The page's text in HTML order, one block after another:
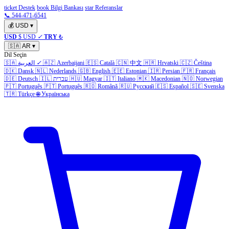
ticket Destek book Bilgi Bankası star Referanslar
📞 544-471-6541
💰 USD ▾
USD $ USD ✓ TRY ₺
🇸🇦 AR ▾
Dil Seçin
🇸🇦 العربية ✓ 🇦🇿 Azerbaijani 🇪🇸 Català 🇨🇳 中文 🇭🇷 Hrvatski 🇨🇿 Čeština
🇩🇰 Dansk 🇳🇱 Nederlands 🇬🇧 English 🇪🇪 Estonian 🇮🇷 Persian 🇫🇷 Français
🇩🇪 Deutsch 🇮🇱 עברית 🇭🇺 Magyar 🇮🇹 Italiano 🇲🇰 Macedonian 🇳🇴 Norwegian
🇵🇹 Português 🇵🇹 Português 🇷🇴 Română 🇷🇺 Русский 🇪🇸 Español 🇸🇪 Svenska
🇹🇷 Türkçe 🌐 Українська